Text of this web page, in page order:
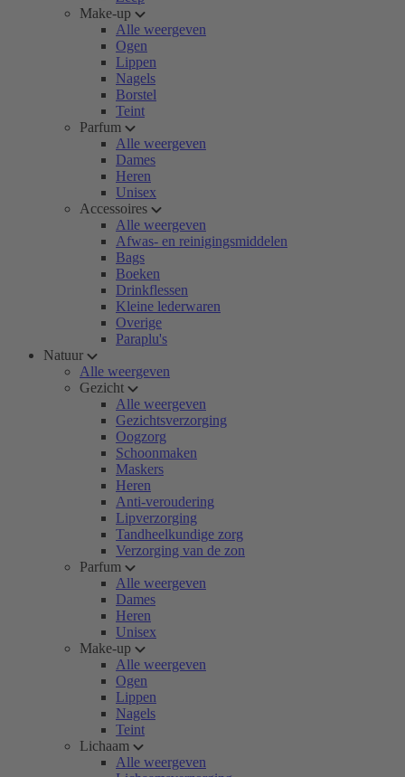
Make-up
Alle weergeven
Ogen
Lippen
Nagels
Borstel
Teint
Parfum
Alle weergeven
Dames
Heren
Unisex
Accessoires
Alle weergeven
Afwas- en reinigingsmiddelen
Bags
Boeken
Drinkflessen
Kleine lederwaren
Overige
Paraplu's
Natuur
Alle weergeven
Gezicht
Alle weergeven
Gezichtsverzorging
Oogzorg
Schoonmaken
Maskers
Heren
Anti-veroudering
Lipverzorging
Tandheelkundige zorg
Verzorging van de zon
Parfum
Alle weergeven
Dames
Heren
Unisex
Make-up
Alle weergeven
Ogen
Lippen
Nagels
Teint
Lichaam
Alle weergeven